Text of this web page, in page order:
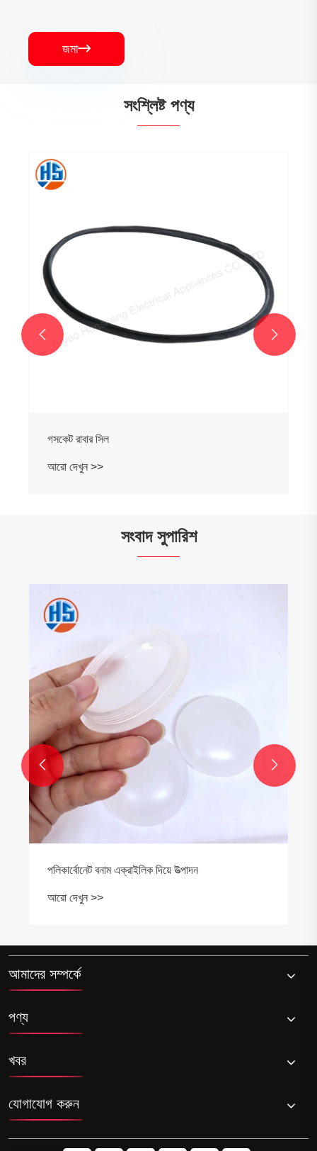
জমা
সংশ্লিষ্ট পণ্য
 
সংবাদ সুপারিশ
 
আমাদের সম্পর্কে
পণ্য
খবর
যোগাযোগ করুন